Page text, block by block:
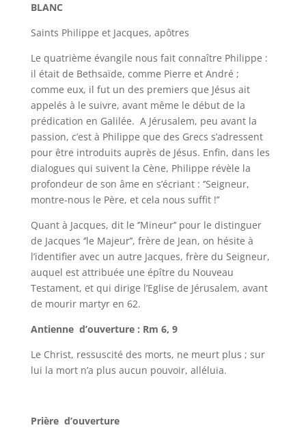
BLANC
Saints Philippe et Jacques, apôtres
Le quatrième évangile nous fait connaître Philippe :
il était de Bethsaïde, comme Pierre et André ;
comme eux, il fut un des premiers que Jésus ait
appelés à le suivre, avant même le début de la
prédication en Galilée. A Jérusalem, peu avant la
passion, c’est à Philippe que des Grecs s’adressent
pour être introduits auprès de Jésus. Enfin, dans les
dialogues qui suivent la Cène, Philippe révèle la
profondeur de son âme en s’écriant : ‘’Seigneur,
montre-nous le Père, et cela nous suffit !’’
Quant à Jacques, dit le ‘’Mineur’’ pour le distinguer
de Jacques ‘’le Majeur’’, frère de Jean, on hésite à
l’identifier avec un autre Jacques, frère du Seigneur,
auquel est attribuée une épître du Nouveau
Testament, et qui dirige l’Eglise de Jérusalem, avant
de mourir martyr en 62.
Antienne d’ouverture : Rm 6, 9
Le Christ, ressuscité des morts, ne meurt plus ; sur
lui la mort n’a plus aucun pouvoir, alléluia.
Prière d’ouverture